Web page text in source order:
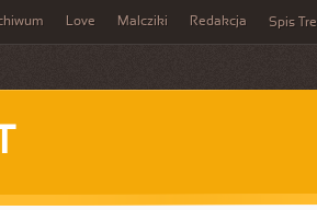
Love Malcziki Redakcja Spis